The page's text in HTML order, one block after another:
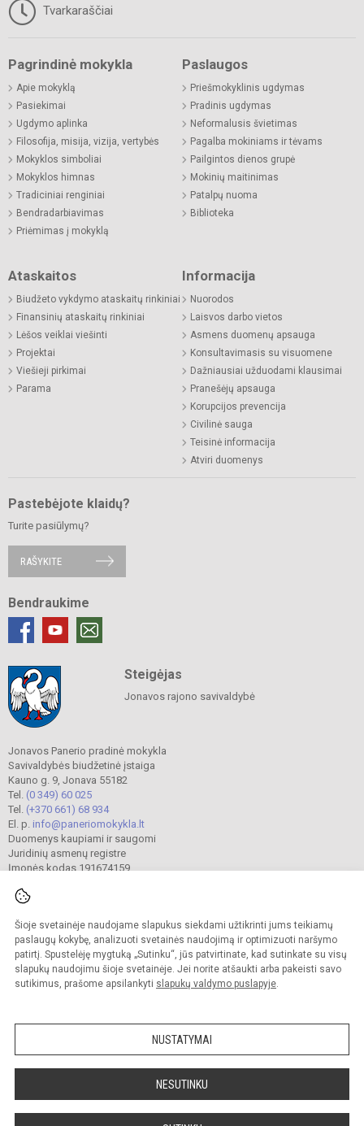
Šioje svetainėje naudojame slapukus siekdami užtikrinti jums teikiamų
paslaugų kokybę, analizuoti svetainės naudojimą ir optimizuoti naršymo
patirtį. Spustelėję mygtuką „Sutinku“, jūs patvirtinate, kad sutinkate su visų
slapukų naudojimu šioje svetainėje. Jei norite atšaukti arba pakeisti savo
sutikimus, prašome apsilankyti slapukų valdymo puslapyje.
NUSTATYMAI
NESUTINKU
Tvarkaraščiai
Pagrindinė mokykla
Apie mokyklą
Pasiekimai
Ugdymo aplinka
Filosofija, misija, vizija, vertybės
Mokyklos simboliai
Mokyklos himnas
Tradiciniai renginiai
Bendradarbiavimas
Priėmimas į mokyklą
Paslaugos
Priešmokyklinis ugdymas
Pradinis ugdymas
Neformalusis švietimas
Pagalba mokiniams ir tėvams
Pailgintos dienos grupė
Mokinių maitinimas
Patalpų nuoma
Biblioteka
Ataskaitos
Biudžeto vykdymo ataskaitų rinkiniai
Finansinių ataskaitų rinkiniai
Lėšos veiklai viešinti
Projektai
Viešieji pirkimai
Parama
Informacija
Nuorodos
Laisvos darbo vietos
Asmens duomenų apsauga
Konsultavimasis su visuomene
Dažniausiai užduodami klausimai
Pranešėjų apsauga
Korupcijos prevencija
Civilinė sauga
Teisinė informacija
Atviri duomenys
Pastebėjote klaidų?
Turite pasiūlymų?
RAŠYKITE
Bendraukime
Steigėjas
Jonavos rajono savivaldybė
Jonavos Panerio pradinė mokykla
Savivaldybės biudžetinė įstaiga
Kauno g. 9, Jonava 55182
Tel. (0 349) 60 025
Tel. (+370 661) 68 934
El. p. info@paneriomokykla.lt
Duomenys kaupiami ir saugomi
Juridinių asmenų registre
Įmonės kodas 191674159
© 2023. Jonavos Panerio pradinė mokykla. Visos teisės saugomos.
Kopijuoti turinį be raštiško įstaigos administracijos sutikimo griežtai draudžiama.
Prieinamumo paraiška Slapukų valdymas
Sumanus būdas atnaujinti